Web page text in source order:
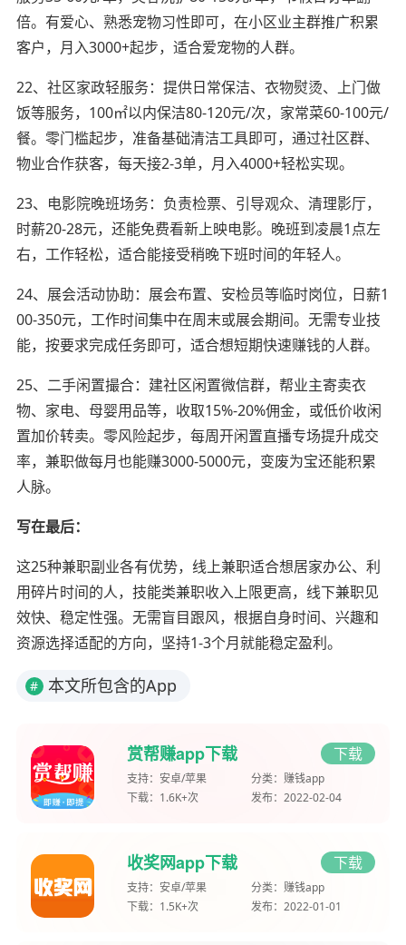
倍。有爱心、熟悉宠物习性即可，在小区业主群推广积累
客户，月入3000+起步，适合爱宠物的人群。
22、社区家政轻服务：提供日常保洁、衣物熨烫、上门做
饭等服务，100㎡以内保洁80-120元/次，家常菜60-100元/
餐。零门槛起步，准备基础清洁工具即可，通过社区群、
物业合作获客，每天接2-3单，月入4000+轻松实现。
23、电影院晚班场务：负责检票、引导观众、清理影厅，
时薪20-28元，还能免费看新上映电影。晚班到凌晨1点左
右，工作轻松，适合能接受稍晚下班时间的年轻人。
24、展会活动协助：展会布置、安检员等临时岗位，日薪1
00-350元，工作时间集中在周末或展会期间。无需专业技
能，按要求完成任务即可，适合想短期快速赚钱的人群。
25、二手闲置撮合：建社区闲置微信群，帮业主寄卖衣
物、家电、母婴用品等，收取15%-20%佣金，或低价收闲
置加价转卖。零风险起步，每周开闲置直播专场提升成交
率，兼职做每月也能赚3000-5000元，变废为宝还能积累
人脉。
写在最后：
这25种兼职副业各有优势，线上兼职适合想居家办公、利
用碎片时间的人，技能类兼职收入上限更高，线下兼职见
效快、稳定性强。无需盲目跟风，根据自身时间、兴趣和
资源选择适配的方向，坚持1-3个月就能稳定盈利。
# 本文所包含的App
赏帮赚app下载 下载
支持： 安卓/苹果 分类： 赚钱app
下载： 1.6K+次 发布： 2022-02-04
收奖网app下载 下载
支持： 安卓/苹果 分类： 赚钱app
下载： 1.5K+次 发布： 2022-01-01